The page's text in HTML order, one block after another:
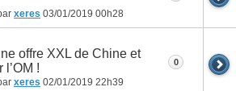
xeres 03/01/2019 00h28
offre XXL de Chine et
l’OM !
xeres 02/01/2019 22h39
0